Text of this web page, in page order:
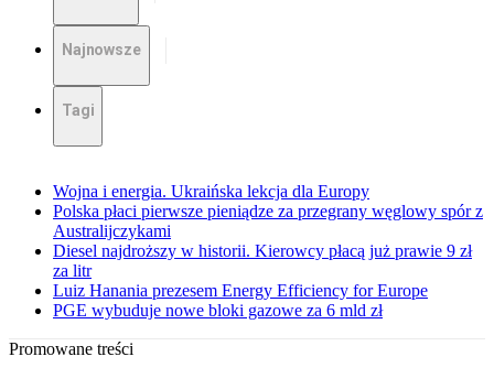
Najnowsze
Tagi
Wojna i energia. Ukraińska lekcja dla Europy
Polska płaci pierwsze pieniądze za przegrany węglowy spór z
Australijczykami
Diesel najdroższy w historii. Kierowcy płacą już prawie 9 zł
za litr
Luiz Hanania prezesem Energy Efficiency for Europe
PGE wybuduje nowe bloki gazowe za 6 mld zł
Promowane treści